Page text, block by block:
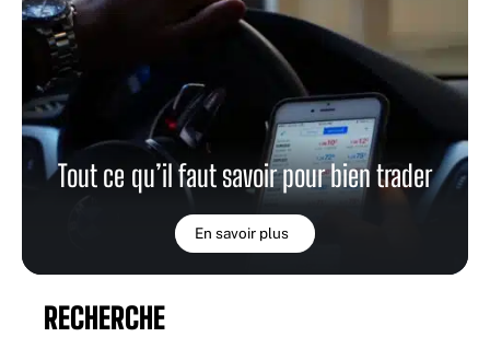
Tout ce qu’il faut savoir pour bien trader
En savoir plus
RECHERCHE